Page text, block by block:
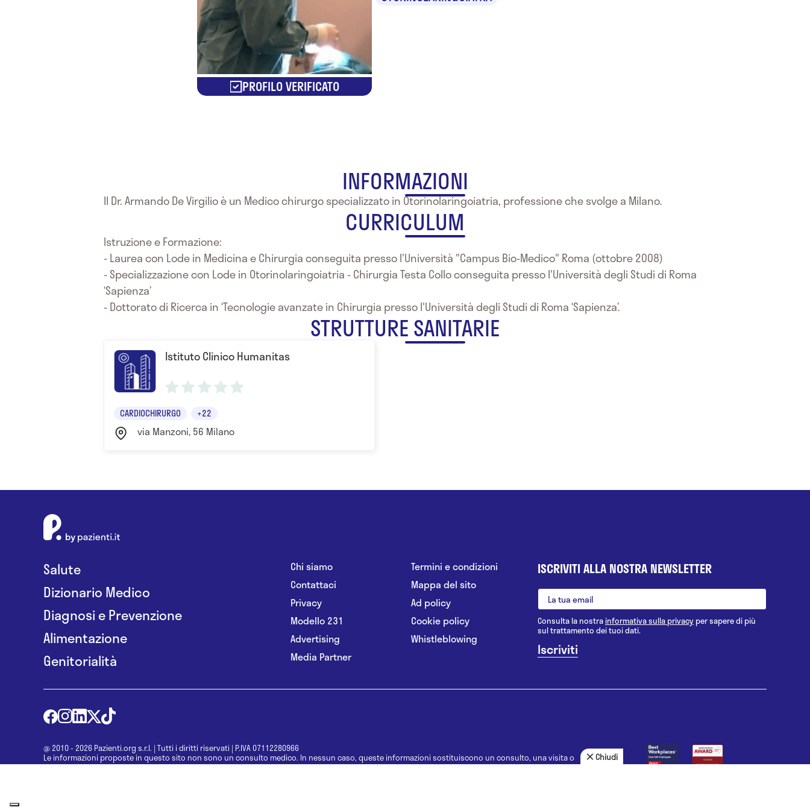
PROFILO VERIFICATO
INFORMAZIONI
Il Dr. Armando De Virgilio è un Medico chirurgo specializzato in Otorinolaringoiatria, professione che svolge a Milano.
CURRICULUM
Istruzione e Formazione:
- Laurea con Lode in Medicina e Chirurgia conseguita presso l'Università "Campus Bio-Medico" Roma (ottobre 2008)
- Specializzazione con Lode in Otorinolaringoiatria - Chirurgia Testa Collo conseguita presso l'Università degli Studi di Roma
‘Sapienza’
- Dottorato di Ricerca in ‘Tecnologie avanzate in Chirurgia presso l'Università degli Studi di Roma ‘Sapienza’.
STRUTTURE SANITARIE
Istituto Clinico Humanitas
CARDIOCHIRURGO +22
via Manzoni, 56 Milano
Salute
Dizionario Medico
Diagnosi e Prevenzione
Alimentazione
Genitorialità
Chi siamo
Contattaci
Privacy
Modello 231
Advertising
Media Partner
Termini e condizioni
Mappa del sito
Ad policy
Cookie policy
Whistleblowing
ISCRIVITI ALLA NOSTRA NEWSLETTER
Consulta la nostrainformativa sulla privacy per sapere di più
sul trattamento dei tuoi dati.
@ 2010 - 2026 Pazienti.org s.r.l. | Tutti i diritti riservati | P.IVA 07112280966
Le informazioni proposte in questo sito non sono un consulto medico. In nessun caso, queste informazioni sostituiscono un consulto, una visita o
una diagnosi formulata dal medico. Non si devono considerare le informazioni disponibili come suggerimenti per la formulazione di una diagnosi, la
Chiudi